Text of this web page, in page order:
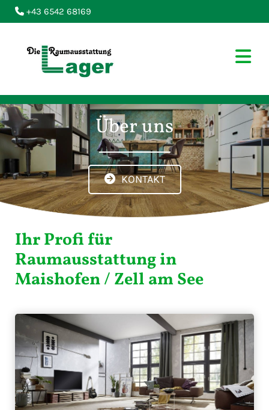
 +43 6542 68169
Über uns
KONTAKT
Ihr Profi für
Raumausstattung in
Maishofen / Zell am See